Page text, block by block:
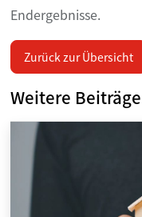
Endergebnisse.
Zurück zur Übersicht
Weitere